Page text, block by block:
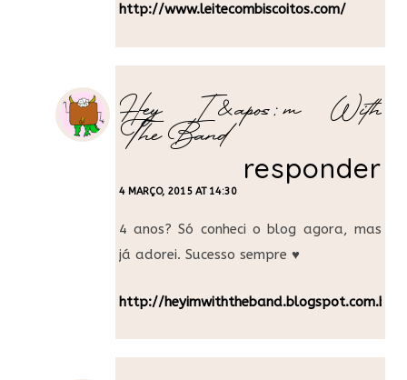
http://www.leitecombiscoitos.com/
Hey I&apos;m With
The Band
4 MARÇO, 2015 AT 14:30
responder
4 anos? Só conheci o blog agora, mas
já adorei. Sucesso sempre ♥
http://heyimwiththeband.blogspot.com.br/